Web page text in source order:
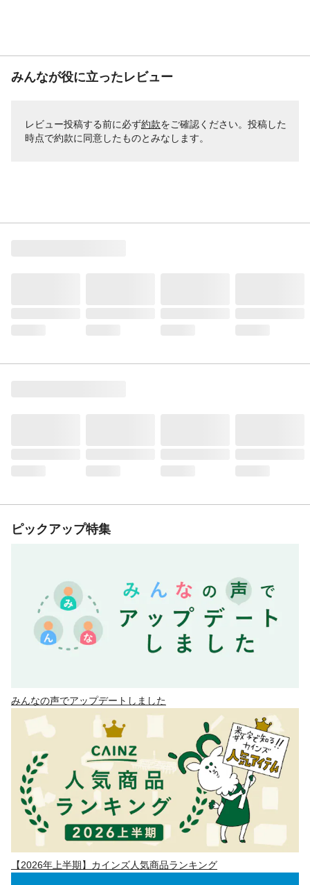
みんなが役に立ったレビュー
レビュー投稿する前に必ず約款をご確認ください。投稿した
時点で約款に同意したものとみなします。
ピックアップ特集
みんなの声でアップデートしました
【2026年上半期】カインズ人気商品ランキング